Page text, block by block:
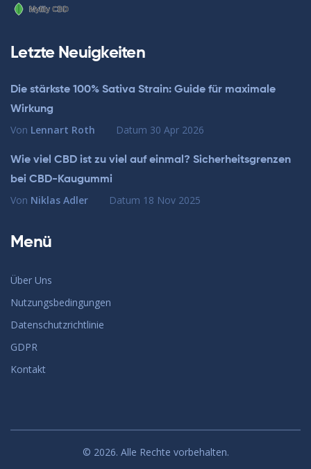
Letzte Neuigkeiten
Die stärkste 100% Sativa Strain: Guide für maximale
Wirkung
Von Lennart Roth Datum 30 Apr 2026
Wie viel CBD ist zu viel auf einmal? Sicherheitsgrenzen
bei CBD-Kaugummi
Von Niklas Adler Datum 18 Nov 2025
Menü
Über Uns
Nutzungsbedingungen
Datenschutzrichtlinie
GDPR
Kontakt
© 2026. Alle Rechte vorbehalten.